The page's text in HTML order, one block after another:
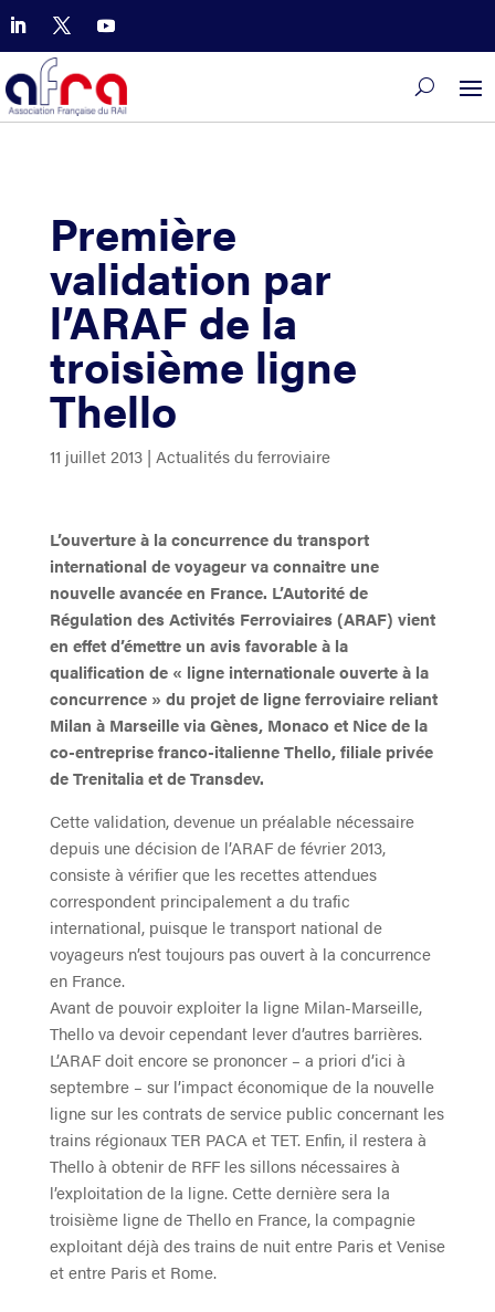
Première
validation par
l’ARAF de la
troisième ligne
Thello
11 juillet 2013| Actualités du ferroviaire
L’ouverture à la concurrence du transport
international de voyageur va connaitre une
nouvelle avancée en France. L’Autorité de
Régulation des Activités Ferroviaires (ARAF) vient
en effet d’émettre un avis favorable à la
qualification de « ligne internationale ouverte à la
concurrence » du projet de ligne ferroviaire reliant
Milan à Marseille via Gènes, Monaco et Nice de la
co-entreprise franco-italienne Thello, filiale privée
de Trenitalia et de Transdev.
Cette validation, devenue un préalable nécessaire
depuis une décision de l’ARAF de février 2013,
consiste à vérifier que les recettes attendues
correspondent principalement a du trafic
international, puisque le transport national de
voyageurs n’est toujours pas ouvert à la concurrence
en France.
Avant de pouvoir exploiter la ligne Milan-Marseille,
Thello va devoir cependant lever d’autres barrières.
L’ARAF doit encore se prononcer – a priori d’ici à
septembre – sur l’impact économique de la nouvelle
ligne sur les contrats de service public concernant les
trains régionaux TER PACA et TET. Enfin, il restera à
Thello à obtenir de RFF les sillons nécessaires à
l’exploitation de la ligne. Cette dernière sera la
troisième ligne de Thello en France, la compagnie
exploitant déjà des trains de nuit entre Paris et Venise
et entre Paris et Rome.